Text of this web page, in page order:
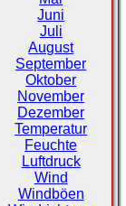
Juni
Juli
August
September
Oktober
November
Dezember
Temperatur
Feuchte
Luftdruck
Wind
Windböen